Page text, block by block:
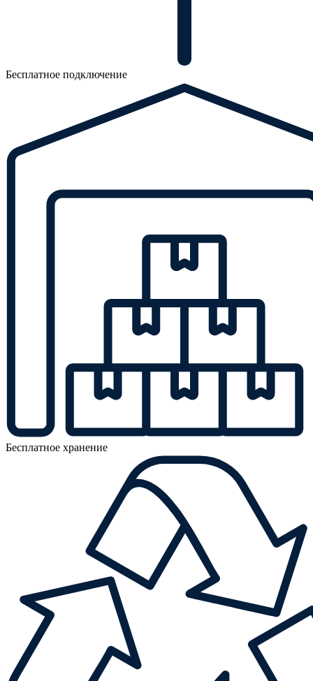
Бесплатное подключение
Бесплатное хранение